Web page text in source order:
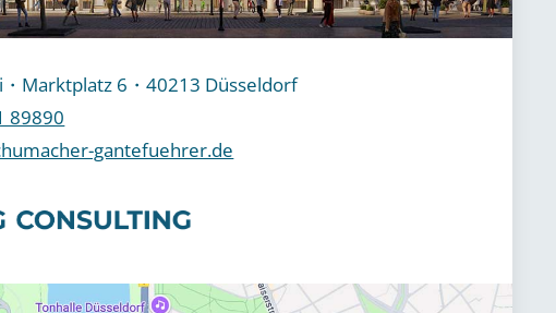
Marktplatz 6・40213 Düsseldorf
89890
gantefuehrer.de